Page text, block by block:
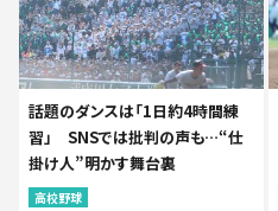
話題のダンスは「1日約4時間練
習」 SNSでは批判の声も…“仕
掛け人”明かす舞台裏
高校野球